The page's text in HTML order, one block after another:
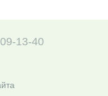
13-40